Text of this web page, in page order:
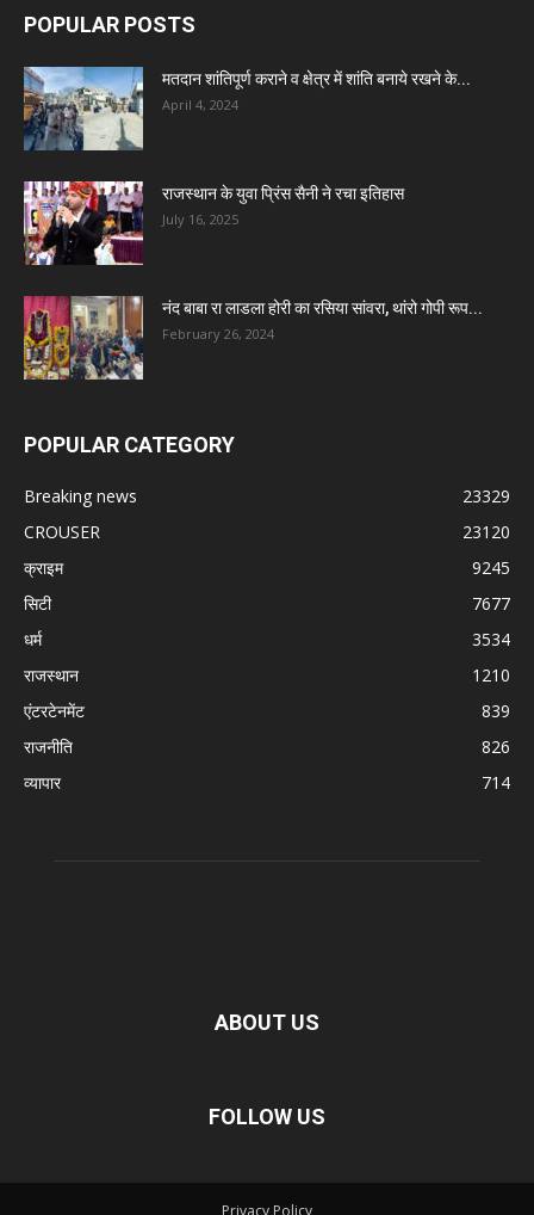
POPULAR POSTS
मतदान शांतिपूर्ण कराने व क्षेत्र में शांति बनाये रखने के...
April 4, 2024
राजस्थान के युवा प्रिंस सैनी ने रचा इतिहास
July 16, 2025
नंद बाबा रा लाडला होरी का रसिया सांवरा, थांरो गोपी रूप...
February 26, 2024
POPULAR CATEGORY
Breaking news
23329
CROUSER
23120
क्राइम
9245
सिटी
7677
धर्म
3534
राजस्थान
1210
एंटरटेनमेंट
839
राजनीति
826
व्यापार
714
ABOUT US
FOLLOW US